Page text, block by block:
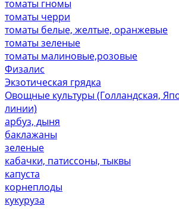
томаты гномы
томаты черри
томаты белые, желтые, оранжевые
томаты зеленые
томаты малиновые,розовые
Физалис
Экзотическая грядка
Овощные культуры (Голландская,
линии)
арбуз, дыня
баклажаны
зеленые
кабачки, патиссоны, тыквы
капуста
корнеплоды
кукуруза